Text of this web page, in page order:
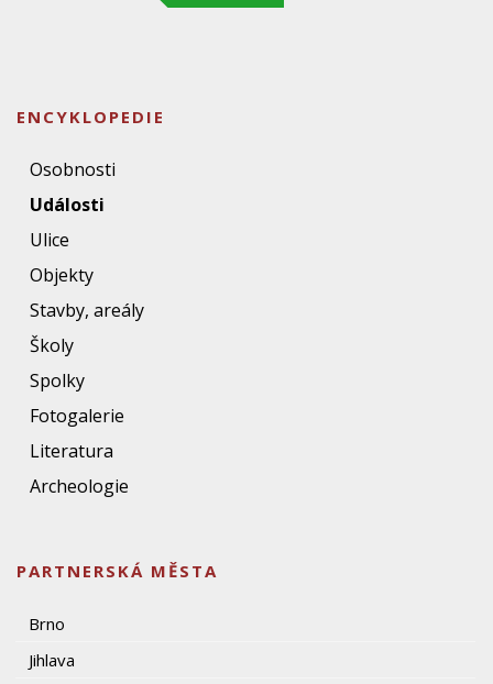
ENCYKLOPEDIE
Osobnosti
Události
Ulice
Objekty
Stavby, areály
Školy
Spolky
Fotogalerie
Literatura
Archeologie
PARTNERSKÁ MĚSTA
Brno
Jihlava